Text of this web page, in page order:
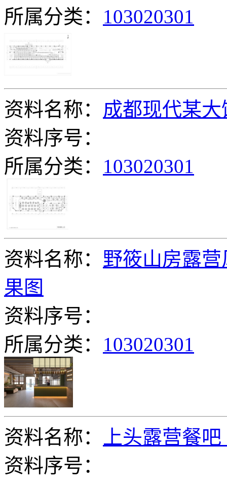
所属分类： 103020301
资料名称： 成都现代某
资料序号：
所属分类： 103020301
资料名称： 野筱山房露
果图
资料序号：
所属分类： 103020301
资料名称：
上头露营餐
资料序号：